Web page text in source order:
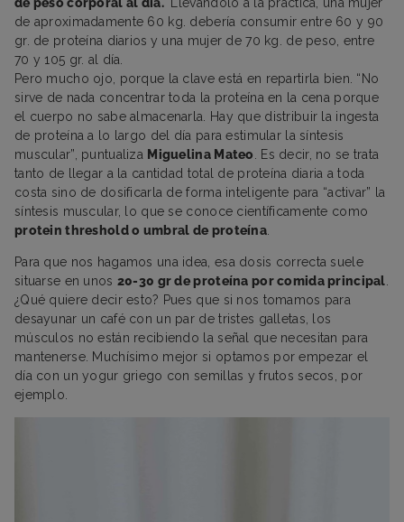
de aproximadamente 60 kg. debería consumir entre 60 y 90
gr. de proteína diarios y una mujer de 70 kg. de peso, entre
70 y 105 gr. al día.
Pero mucho ojo, porque la clave está en repartirla bien. “No
sirve de nada concentrar toda la proteína en la cena porque
el cuerpo no sabe almacenarla. Hay que distribuir la ingesta
de proteína a lo largo del día para estimular la síntesis
muscular”, puntualiza Miguelina Mateo
. Es decir, no se trata
tanto de llegar a la cantidad total de proteína diaria a toda
costa sino de dosificarla de forma inteligente para “activar” la
síntesis muscular, lo que se conoce científicamente como
protein threshold o umbral de proteína.
Para que nos hagamos una idea, esa dosis correcta suele
situarse en unos 20-30 gr de proteína por comida principal
¿Qué quiere decir esto? Pues que si nos tomamos para
desayunar un café con un par de tristes galletas, los
músculos no están recibiendo la señal que necesitan para
mantenerse. Muchísimo mejor si optamos por empezar el
día con un yogur griego con semillas y frutos secos, por
ejemplo.